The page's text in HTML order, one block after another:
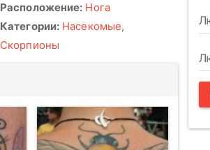
Расположение: Нога
Категории: Насекомые,
Скорпионы